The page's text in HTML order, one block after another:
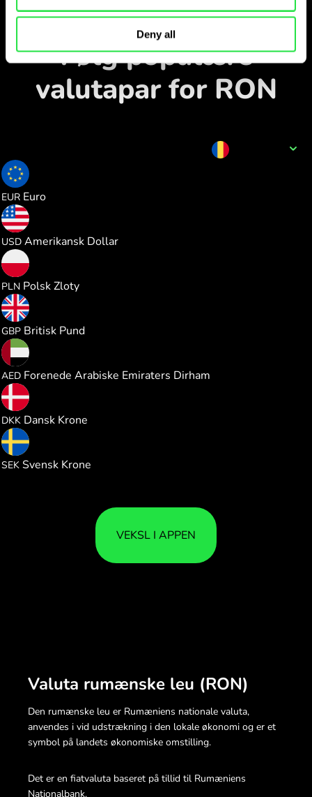
Deny all
Veksl i appen
Følg populære
valutapar for RON
EUR Euro
USD Amerikansk Dollar
PLN Polsk Zloty
GBP Britisk Pund
AED Forenede Arabiske Emiraters Dirham
DKK Dansk Krone
SEK Svensk Krone
VEKSL I APPEN
Valuta rumænske leu (RON)
Den rumænske leu er Rumæniens nationale valuta,
anvendes i vid udstrækning i den lokale økonomi og er et
symbol på landets økonomiske omstilling.
Det er en fiatvaluta baseret på tillid til Rumæniens
Nationalbank.